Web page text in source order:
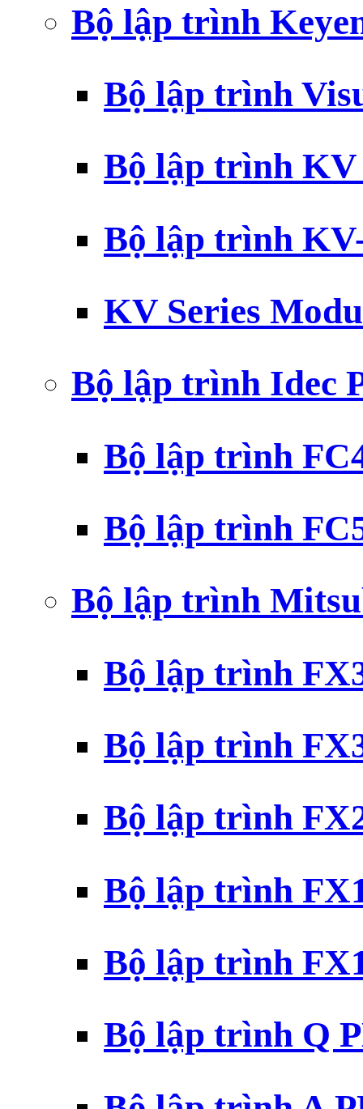
Bộ lập trình
Bộ lập trình
Bộ lập trình
Bộ lập trình
KV Series
Bộ lập trình Idec
Bộ lập trình
Bộ lập trình
Bộ lập trình
Bộ lập trình
Bộ lập trình
Bộ lập trình
Bộ lập trình
Bộ lập trình
Bộ lập trình Q